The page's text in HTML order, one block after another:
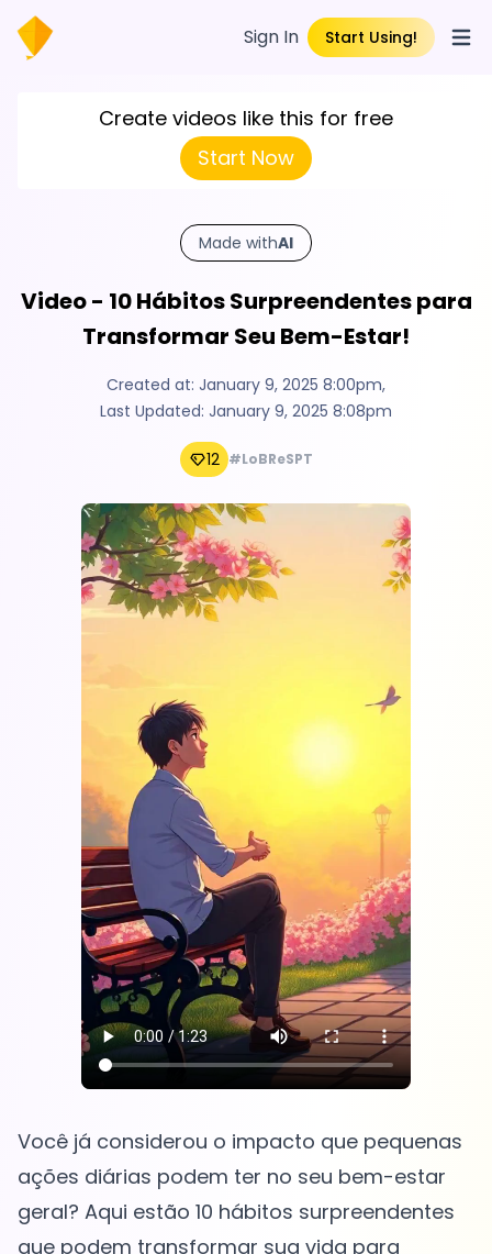
Sign In Start Using!
Create videos like this for free
Start Now
Made withAI
Video - 10 Hábitos Surpreendentes para
Transformar Seu Bem-Estar!
Created at: January 9, 2025 8:00pm,
Last Updated: January 9, 2025 8:08pm
12 #LoBReSPT
Você já considerou o impacto que pequenas
ações diárias podem ter no seu bem-estar
geral? Aqui estão 10 hábitos surpreendentes
que podem transformar sua vida para